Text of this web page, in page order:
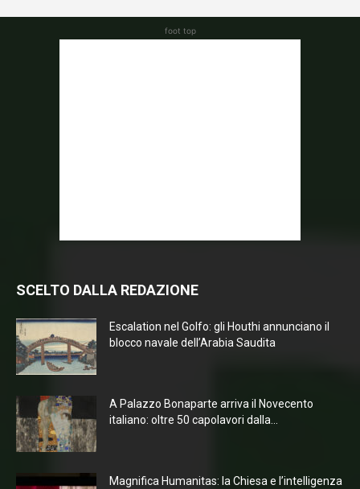
foot top
SCELTO DALLA REDAZIONE
Escalation nel Golfo: gli Houthi annunciano il
blocco navale dell’Arabia Saudita
A Palazzo Bonaparte arriva il Novecento
italiano: oltre 50 capolavori dalla...
Magnifica Humanitas: la Chiesa e l’intelligenza